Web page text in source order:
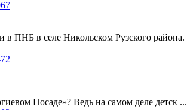
в ПНБ в селе Никольском Рузского района.
Посаде»? Ведь на самом деле детск ...